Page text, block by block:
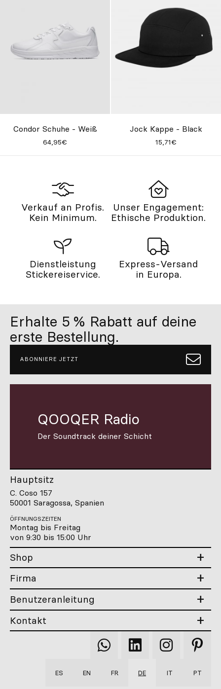
Condor Schuhe - Weiß
64,95€
Jock Kappe - Black
15,71€
Verkauf an Profis.
Kein Minimum.
Unser Engagement:
Ethische Produktion.
Dienstleistung
Stickereiservice.
Express-Versand
in Europa.
Erhalte 5 % Rabatt auf deine
erste Bestellung.
ABONNIERE JETZT
QOOQER Radio
Der Soundtrack deiner Schicht
Hauptsitz
C. Coso 157
50001 Saragossa, Spanien
ÖFFNUNGSZEITEN
Montag bis Freitag
von 9:30 bis 15:00 Uhr
Shop
Firma
Benutzeranleitung
Kontakt
Qooqer
WhatsApp
Qooqer
Linkedin
Qooqer
Instagram
Qooqer
ES EN FR DE IT PT